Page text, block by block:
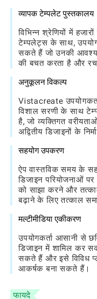
व्यापक टेम्पलेट पुस्तकालय
विभिन्न श्रेणियों में
टेम्पलेट्स के साथ,
सकते हैं जो उनकी
की बचत करता है और
अनुकूलन विकल्प
Vistacreate
विशाल सरणी के साथ
है, जो व्यक्तिगत
अद्वितीय डिजाइनों के
सहयोग उपकरण
ऐप वास्तविक समय के
डिजाइन परियोजनाओं
को साझा करने और
बढ़ाने के लिए तत्काल
मल्टीमीडिया एकीकरण
उपयोगकर्ता आसानी से
डिजाइन में शामिल कर
सकते हैं और इसे विविध
आकर्षक बना सकते हैं।
फायदे